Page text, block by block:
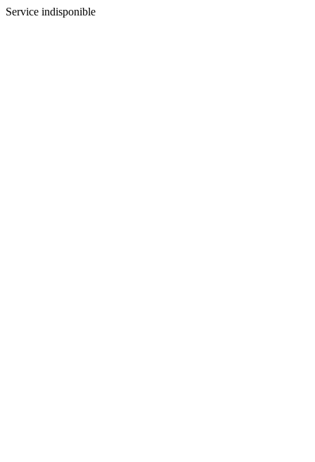
Service indisponible